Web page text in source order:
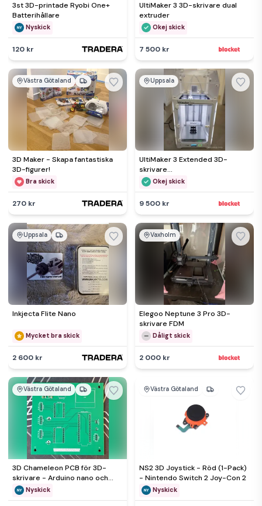
3st 3D-printade Ryobi One+
Batterihållare
Nyskick
120 kr
UltiMaker 3 3D-skrivare dual
extruder
Okej skick
7 500 kr
Västra Götaland
3D Maker - Skapa fantastiska
3D-figurer!
Bra skick
270 kr
Uppsala
UltiMaker 3 Extended 3D-
skrivare
Dubbelmunstyckesystem (Dual
Extruder)
Okej skick
9 500 kr
Uppsala
Inkjecta Flite Nano
Mycket bra skick
2 600 kr
Vaxholm
Elegoo Neptune 3 Pro 3D-
skrivare FDM
Dåligt skick
2 000 kr
Västra Götaland
3D Chameleon PCB för 3D-
skrivare - Arduino nano och
oled-skärm, SMD klar
Nyskick
Västra Götaland
NS2 3D Joystick - Röd (1-Pack)
- Nintendo Switch 2 Joy-Con 2
Nyskick